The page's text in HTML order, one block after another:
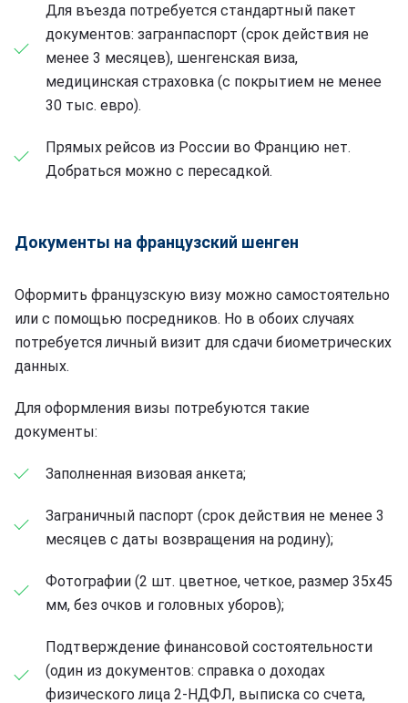
Для въезда потребуется стандартный пакет
документов: загранпаспорт (срок действия не
менее 3 месяцев), шенгенская виза,
медицинская страховка (с покрытием не менее
30 тыс. евро).
Прямых рейсов из России во Францию нет.
Добраться можно с пересадкой.
Документы на французский шенген
Оформить французскую визу можно самостоятельно
или с помощью посредников. Но в обоих случаях
потребуется личный визит для сдачи биометрических
данных.
Для оформления визы потребуются такие
документы:
Заполненная визовая анкета;
Заграничный паспорт (срок действия не менее 3
месяцев с даты возвращения на родину);
Фотографии (2 шт. цветное, четкое, размер 35х45
мм, без очков и головных уборов);
Подтверждение финансовой состоятельности
(один из документов: справка о доходах
физического лица 2-НДФЛ, выписка со счета,